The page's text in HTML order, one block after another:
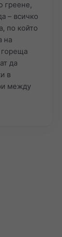
греене,
– всичко
по който
на
да
в
между